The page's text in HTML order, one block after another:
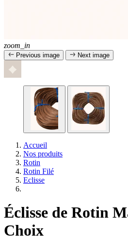
zoom_in
Previous image Next image
Accueil
Nos produits
Rotin
Rotin Filé
Eclisse
Éclisse de Rotin
Choix